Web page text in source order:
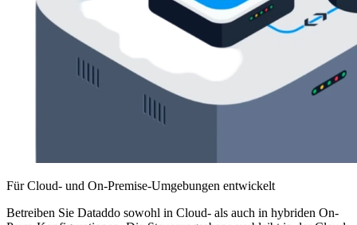
Für Cloud- und On-Premise-Umgebungen entwickelt
Betreiben Sie Dataddo sowohl in Cloud- als auch in hybriden On-